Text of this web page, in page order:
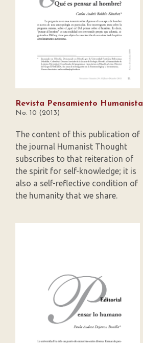
Revista Pensamiento Humanista
No. 10 (2013)
The content of this publication of
the journal Humanist Thought
subscribes to that reiteration of
the spirit for self-knowledge; it is
also a self-reflective condition of
the humanity that we share.